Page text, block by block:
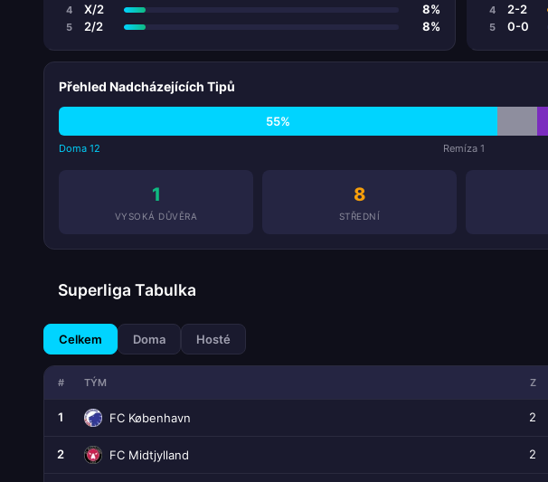
4 X/2 8%
5 2/2 8%
4 2-2
5 0-0
Přehled Nadcházejících Tipů
55%
Doma 12 Remíza 1
1
VYSOKÁ DŮVĚRA
8
STŘEDNÍ
Superliga Tabulka
Celkem Doma Hosté
# TÝM Z
1 FC København 2
2 FC Midtjylland 2